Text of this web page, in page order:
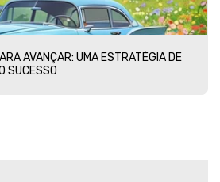
AVANÇAR: UMA ESTRATÉGIA DE
SUCESSO